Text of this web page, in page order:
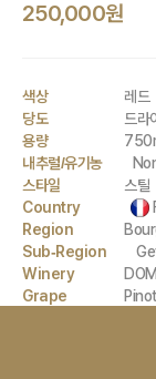
250,000원
색상
레드
당도
드라이
용량
내추럴/유기농
스타일
스틸
Country
Region
Sub-Region
Winery
Grape